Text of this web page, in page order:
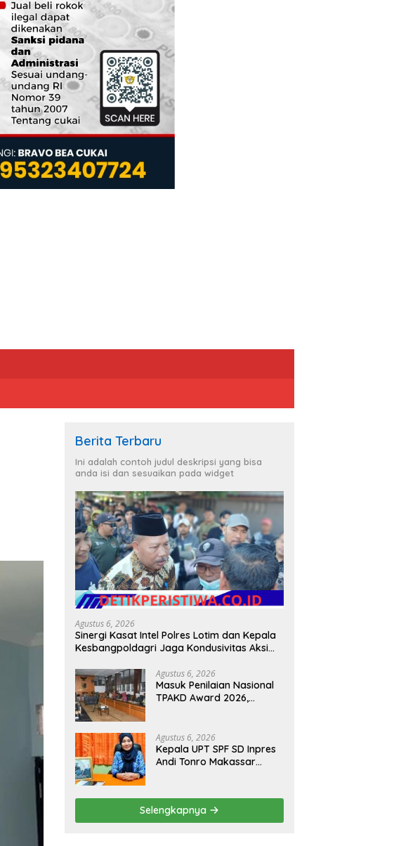
Berita Terbaru
Ini adalah contoh judul deskripsi yang bisa
anda isi dan sesuaikan pada widget
Agustus 6, 2026
Sinergi Kasat Intel Polres Lotim dan Kepala
Kesbangpoldagri Jaga Kondusivitas Aksi
Agustus 6, 2026
Masuk Penilaian Nasional
TPAKD Award 2026,
untuk Dongkrak
Kesejahteraan Warga
Agustus 6, 2026
Kepala UPT SPF SD Inpres
Andi Tonro Makassar
Sekolah
Selengkapnya